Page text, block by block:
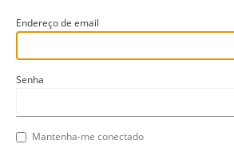
Endereço de email
Senha
Mantenha-me conectado